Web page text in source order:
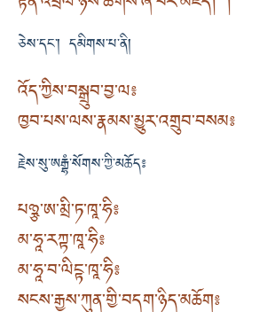
ཅེས་དང་། དམིགས་པ་ནི།
འོད་ཀྱིས་བསྒྲུབ་བྱ་ལ༔
ཁྱབ་པས་ལས་རྣམས་མྱུར་འགྲུབ་བསམ༔
རྗེས་སུ་ཨརྒྷཾ་སོགས་ཀྱི་མཆོད༔
པཉྩ་ཨ་མྲི་ཏ་ཁཱ་ཧི༔
མ་ཧཱ་རཀྟ་ཁཱ་ཧི༔
མ་ཧཱ་བ་ལིངྟ་ཁཱ་ཧི༔
སངས་རྒྱས་ཀུན་གྱི་བདག་ཉིད་མཆོག༔